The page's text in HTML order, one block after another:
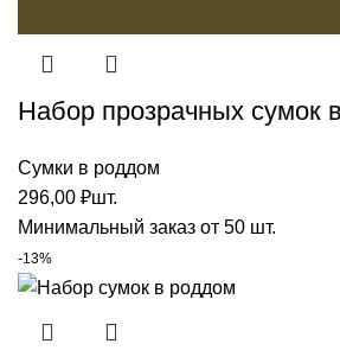
Набор прозрачных
Сумки в роддом
296,00 ₽шт.
Минимальный заказ от 50 шт.
-13%